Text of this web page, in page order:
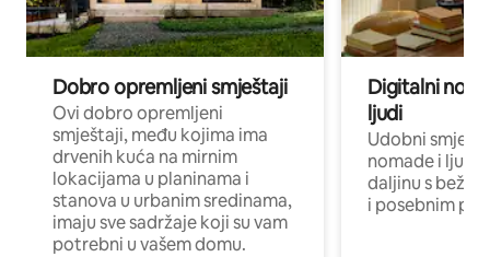
Dobro opremljeni smještaji
Ovi dobro opremljeni
smještaji, među kojima ima
drvenih kuća na mirnim
lokacijama u planinama i
stanova u urbanim sredinama,
imaju sve sadržaje koji su vam
potrebni u vašem domu.
Digitalni
ljudi
Udobni
nomade i ljude
daljinu s
i posebnim